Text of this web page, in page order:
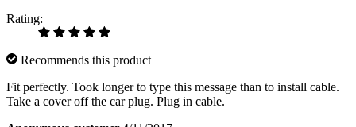
Rating:
Recommends this product
Fit perfectly. Took longer to type this message than to install cable.
Take a cover off the car plug. Plug in cable.